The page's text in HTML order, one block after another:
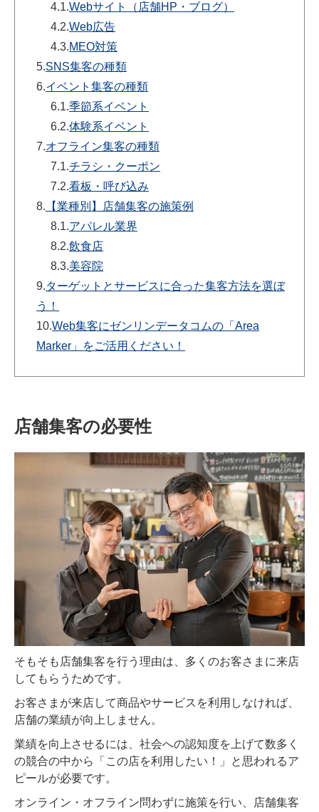
4.1.Webサイト（店舗HP・ブログ）
4.2.Web広告
4.3.MEO対策
5.SNS集客の種類
6.イベント集客の種類
6.1.季節系イベント
6.2.体験系イベント
7.オフライン集客の種類
7.1.チラシ・クーポン
7.2.看板・呼び込み
8. 【業種別】店舗集客の施策例
8.1.アパレル業界
8.2.飲食店
8.3.美容院
9.ターゲットとサービスに合った集客方法を選ぼ
う！
10.Web集客にゼンリンデータコムの「Area
Marker」をご活用ください！
店舗集客の必要性
そもそも店舗集客を行う理由は、多くのお客さまに来店
してもらうためです。
お客さまが来店して商品やサービスを利用しなければ、
店舗の業績が向上しません。
業績を向上させるには、社会への認知度を上げて数多く
の競合の中から「この店を利用したい！」と思われるア
ピールが必要です。
オンライン・オフライン問わずに施策を行い、店舗集客